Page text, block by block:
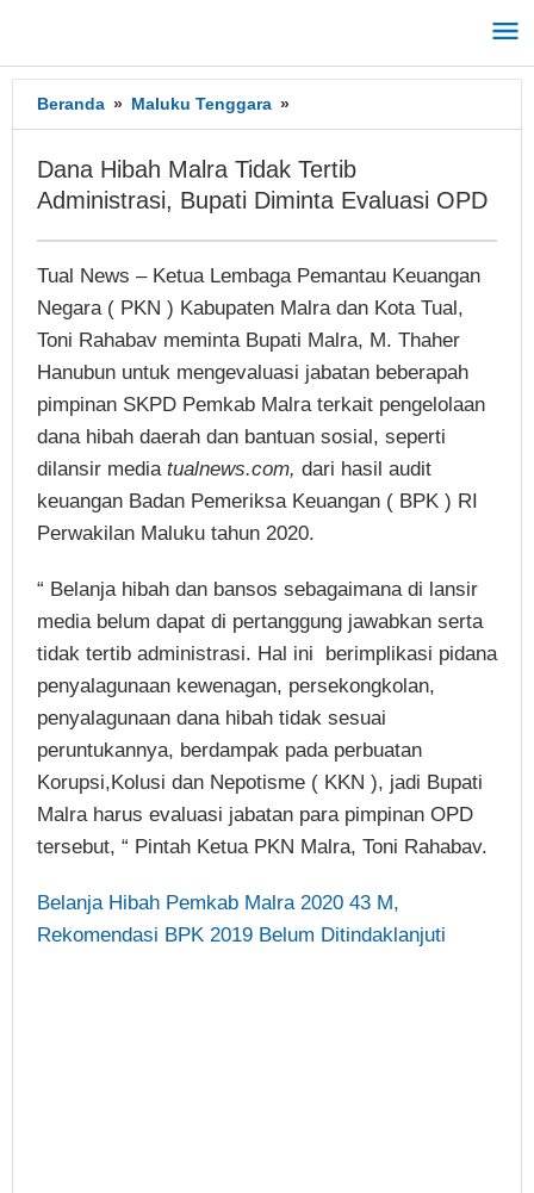
konten
Beranda » Maluku Tenggara »
Hibah
Tidak
Tertib
Diminta
Evaluasi
OPD
Dana Hibah Malra Tidak Tertib
Administrasi, Bupati Diminta Evaluasi OPD
Tual News – Ketua Lembaga Pemantau Keuangan
Negara ( PKN ) Kabupaten Malra dan Kota Tual,
Toni Rahabav meminta Bupati Malra, M. Thaher
Hanubun untuk mengevaluasi jabatan beberapah
pimpinan SKPD Pemkab Malra terkait pengelolaan
dana hibah daerah dan bantuan sosial, seperti
dilansir media tualnews.com, dari hasil audit
keuangan Badan Pemeriksa Keuangan ( BPK ) RI
Perwakilan Maluku tahun 2020.
“ Belanja hibah dan bansos sebagaimana di lansir
media belum dapat di pertanggung jawabkan serta
tidak tertib administrasi. Hal ini berimplikasi pidana
penyalagunaan kewenagan, persekongkolan,
penyalagunaan dana hibah tidak sesuai
peruntukannya, berdampak pada perbuatan
Korupsi,Kolusi dan Nepotisme ( KKN ), jadi Bupati
Malra harus evaluasi jabatan para pimpinan OPD
tersebut, “ Pintah Ketua PKN Malra, Toni Rahabav.
Belanja Hibah Pemkab Malra 2020 43 M,
Rekomendasi BPK 2019 Belum Ditindaklanjuti